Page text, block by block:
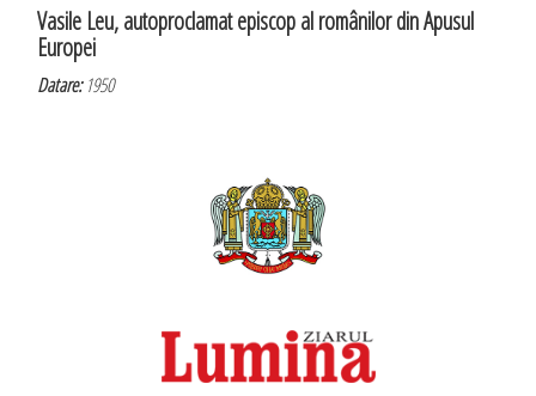
Vasile Leu, autoproclamat episcop al românilor din Apusul
Europei
Datare:1950